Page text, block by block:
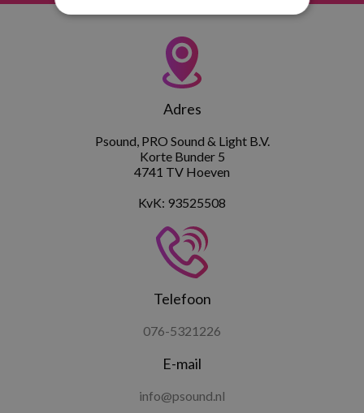
Adres
Psound, PRO Sound & Light B.V.
Korte Bunder 5
4741 TV Hoeven
KvK: 93525508
Telefoon
076-5321226
E-mail
info@psound.nl